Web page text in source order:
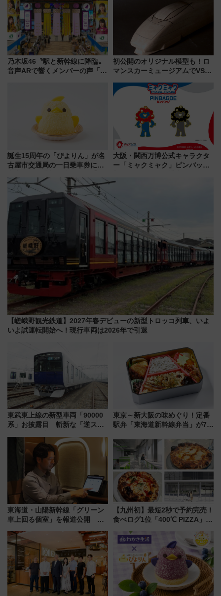
MALLで予約可能
乃木坂46〝駅と新幹線に降臨〟
音声ARで響くメンバーの声「真
初公開のオリジナル模型も！ロ
マンスカーミュージアムでVSE
15日スタート
誕生15周年の「ぴよりん」が名
古屋市交通局の一日乗車券に！
定1万5000枚】
大阪・関西万博公式キャラクタ
ー「ミャクミャク」ピンバッジ
中旬発売
【嵯峨野観光鉄道】2027年春デビューの新型トロッコ列車、いよ
いよ試運転開始へ！現行車両は2026年で引退
東武東上線の新型車両「90000
系」お披露目 斬新な「逆スラ
放的な車内空間に注目、デビュ
ーは9月
東京～新大阪の味めぐり！定番
駅弁「東海道新幹線弁当」が7月
東海道・山陽新幹線「グリーン
車上回る個室」を報道公開 プ
【九州初】最短2秒で予約完売！
食べログ1位「400℃ PIZZA」が
プン。もつ鍋風など限定メニュ